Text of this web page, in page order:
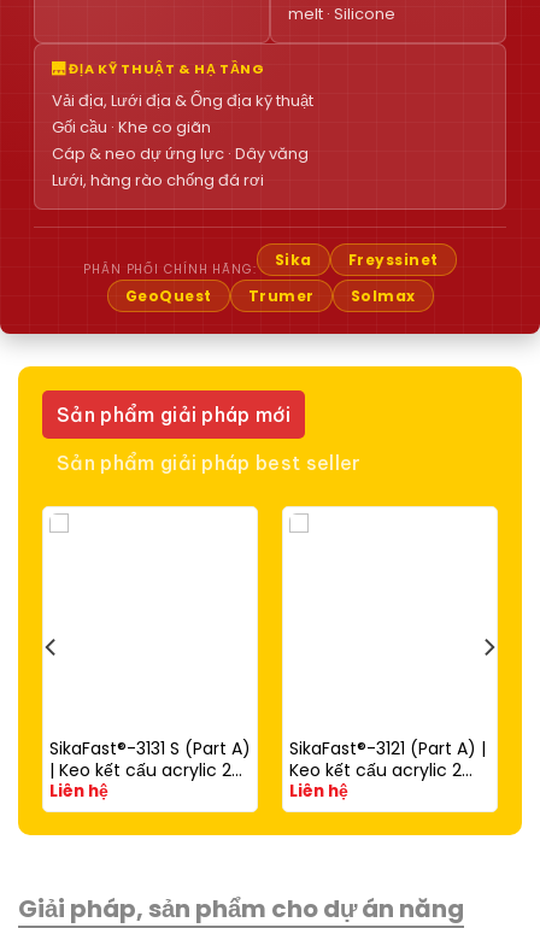
melt · Silicone
🌉 ĐỊA KỸ THUẬT & HẠ TẦNG
Vải địa, Lưới địa & Ống địa kỹ thuật
Gối cầu · Khe co giãn
Cáp & neo dự ứng lực · Dây văng
Lưới, hàng rào chống đá rơi
PHÂN PHỐI CHÍNH HÃNG: Sika
Freyssinet
GeoQuest
Trumer Solmax
Sản phẩm giải pháp mới
Sản phẩm giải pháp best seller
SikaFast®-3131 S (Part A)
| Keo kết cấu acrylic 2
thành phần đóng rắn
nhanh dùng với
SikaFast®-3081 N (Part
Liên hệ
SikaFast®-3121 (Part A) |
Keo kết cấu acrylic 2
thành phần đóng rắn
nhanh (dùng với
SikaFast®-3081 N Part B)
Liên hệ
Giải pháp, sản phẩm cho dự án năng